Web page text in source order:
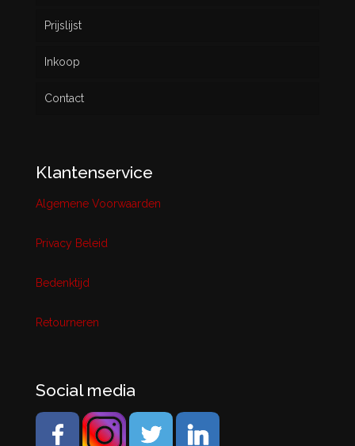
Prijslijst
Inkoop
Contact
Klantenservice
Algemene Voorwaarden
Privacy Beleid
Bedenktijd
Retourneren
Social media